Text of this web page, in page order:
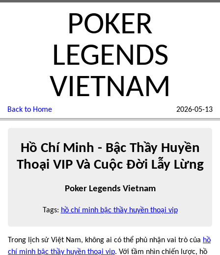
POKER
LEGENDS
VIETNAM
Back to Home 2026-05-13
Hồ Chí Minh - Bậc Thầy Huyền
Thoại VIP Và Cuộc Đời Lẫy Lừng
Poker Legends Vietnam
Tags: hồ chí minh bậc thầy huyền thoại vip
Trong lịch sử Việt Nam, không ai có thể phủ nhận vai trò của hồ
chí minh bậc thầy huyền thoại vip. Với tầm nhìn chiến lược, hồ